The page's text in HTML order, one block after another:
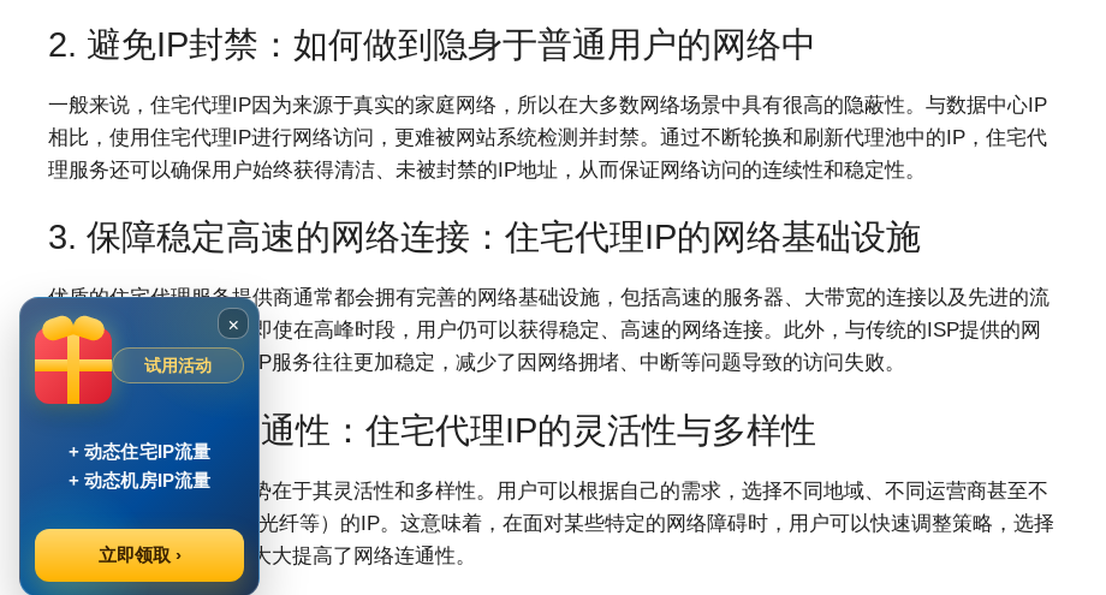
2. 避免IP封禁：如何做到隐身于普通用户的网络中
一般来说，住宅代理IP因为来源于真实的家庭网络，所以在大多数网络场景中具有很高的隐蔽性。与数据中心IP
相比，使用住宅代理IP进行网络访问，更难被网站系统检测并封禁。通过不断轮换和刷新代理池中的IP，住宅代
理服务还可以确保用户始终获得清洁、未被封禁的IP地址，从而保证网络访问的连续性和稳定性。
3. 保障稳定高速的网络连接：住宅代理IP的网络基础设施
优质的住宅代理服务提供商通常都会拥有完善的网络基础设施，包括高速的服务器、大带宽的连接以及先进的流
量调度技术。这确保了即使在高峰时段，用户仍可以获得稳定、高速的网络连接。此外，与传统的ISP提供的网
络连接相比，住宅代理IP服务往往更加稳定，减少了因网络拥堵、中断等问题导致的访问失败。
4. 提高网络连通性：住宅代理IP的灵活性与多样性
住宅代理IP的另一大优势在于其灵活性和多样性。用户可以根据自己的需求，选择不同地域、不同运营商甚至不
同网络类型（例如4G、光纤等）的IP。这意味着，在面对某些特定的网络障碍时，用户可以快速调整策略，选择
最适合的IP进行访问，大大提高了网络连通性。
×
试用活动
+ 动态住宅IP流量
+ 动态机房IP流量
立即领取 ›